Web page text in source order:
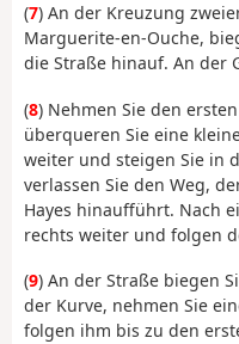
(7) An der Kreuzung
Marguerite-en-Ouche,
die Straße hinauf. An der
(8) Nehmen Sie den
überqueren Sie eine
weiter und steigen Sie in
verlassen Sie den Weg,
Hayes hinaufführt. Nach
rechts weiter und folgen
(9) An der Straße biegen
der Kurve, nehmen Sie
folgen ihm bis zu den